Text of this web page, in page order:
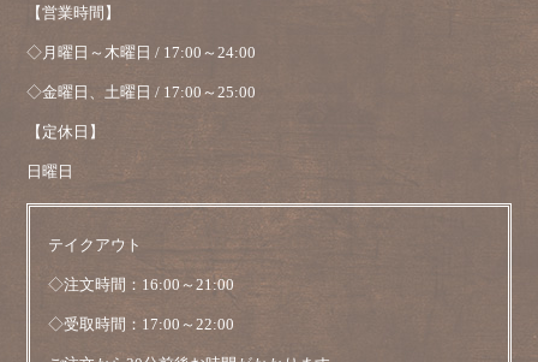
【営業時間】
◇月曜日～木曜日 / 17:00～24:00
◇金曜日、土曜日 / 17:00～25:00
【定休日】
日曜日
テイクアウト
◇注文時間：16:00～21:00
◇受取時間：17:00～22:00